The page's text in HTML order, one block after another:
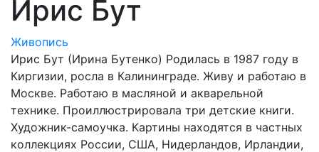
Ирис Бут
Живопись
Ирис Бут (Ирина Бутенко) Родилась в 1987 году в
Киргизии, росла в Калининграде. Живу и работаю в
Москве. Работаю в масляной и акварельной
технике. Проиллюстрировала три детские книги.
Художник-самоучка. Картины находятся в частных
коллекциях России, США, Нидерландов, Ирландии,